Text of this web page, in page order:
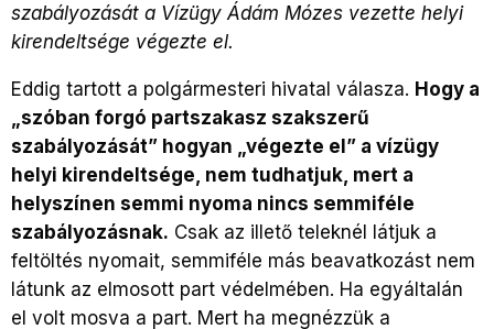
szabályozását a Vízügy Ádám Mózes vezette helyi
kirendeltsége végezte el.
Eddig tartott a polgármesteri hivatal válasza. Hogy a
„szóban forgó partszakasz szakszerű
szabályozását” hogyan „végezte el” a vízügy
helyi kirendeltsége, nem tudhatjuk, mert a
helyszínen semmi nyoma nincs semmiféle
szabályozásnak. Csak az illető teleknél látjuk a
feltöltés nyomait, semmiféle más beavatkozást nem
látunk az elmosott part védelmében. Ha egyáltalán
el volt mosva a part. Mert ha megnézzük a